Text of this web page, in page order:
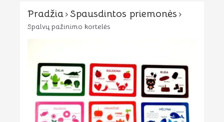
Pradžia Spausdintos priemonės
Spalvų pažinimo kortelės